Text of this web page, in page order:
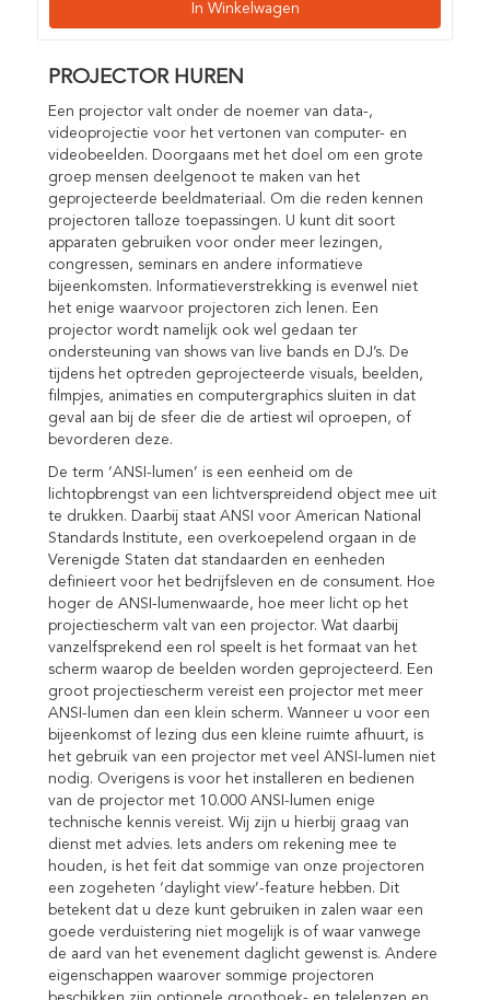
In Winkelwagen
PROJECTOR HUREN
Een projector valt onder de noemer van data-,
videoprojectie voor het vertonen van computer- en
videobeelden. Doorgaans met het doel om een grote
groep mensen deelgenoot te maken van het
geprojecteerde beeldmateriaal. Om die reden kennen
projectoren talloze toepassingen. U kunt dit soort
apparaten gebruiken voor onder meer lezingen,
congressen, seminars en andere informatieve
bijeenkomsten. Informatieverstrekking is evenwel niet
het enige waarvoor projectoren zich lenen. Een
projector wordt namelijk ook wel gedaan ter
ondersteuning van shows van live bands en DJ’s. De
tijdens het optreden geprojecteerde visuals, beelden,
filmpjes, animaties en computergraphics sluiten in dat
geval aan bij de sfeer die de artiest wil oproepen, of
bevorderen deze.
De term ‘ANSI-lumen’ is een eenheid om de
lichtopbrengst van een lichtverspreidend object mee uit
te drukken. Daarbij staat ANSI voor American National
Standards Institute, een overkoepelend orgaan in de
Verenigde Staten dat standaarden en eenheden
definieert voor het bedrijfsleven en de consument. Hoe
hoger de ANSI-lumenwaarde, hoe meer licht op het
projectiescherm valt van een projector. Wat daarbij
vanzelfsprekend een rol speelt is het formaat van het
scherm waarop de beelden worden geprojecteerd. Een
groot projectiescherm vereist een projector met meer
ANSI-lumen dan een klein scherm. Wanneer u voor een
bijeenkomst of lezing dus een kleine ruimte afhuurt, is
het gebruik van een projector met veel ANSI-lumen niet
nodig. Overigens is voor het installeren en bedienen
van de projector met 10.000 ANSI-lumen enige
technische kennis vereist. Wij zijn u hierbij graag van
dienst met advies. Iets anders om rekening mee te
houden, is het feit dat sommige van onze projectoren
een zogeheten ‘daylight view’-feature hebben. Dit
betekent dat u deze kunt gebruiken in zalen waar een
goede verduistering niet mogelijk is of waar vanwege
de aard van het evenement daglicht gewenst is. Andere
eigenschappen waarover sommige projectoren